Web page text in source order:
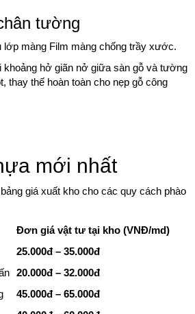
tường
màng Film màng chống trầy xước.
hở giãn nở giữa sàn gỗ và tường
thay thế hoàn toàn cho nẹp gỗ công
mới nhất
giá xuất kho cho các quy cách phào
Đơn giá vật tư tại kho (VNĐ/md)
25.000đ – 35.000đ
20.000đ – 32.000đ
45.000đ – 65.000đ